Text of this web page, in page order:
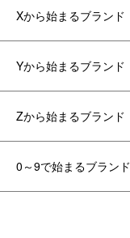
Xから始まるブランド
Yから始まるブランド
Zから始まるブランド
0～9で始まるブランド